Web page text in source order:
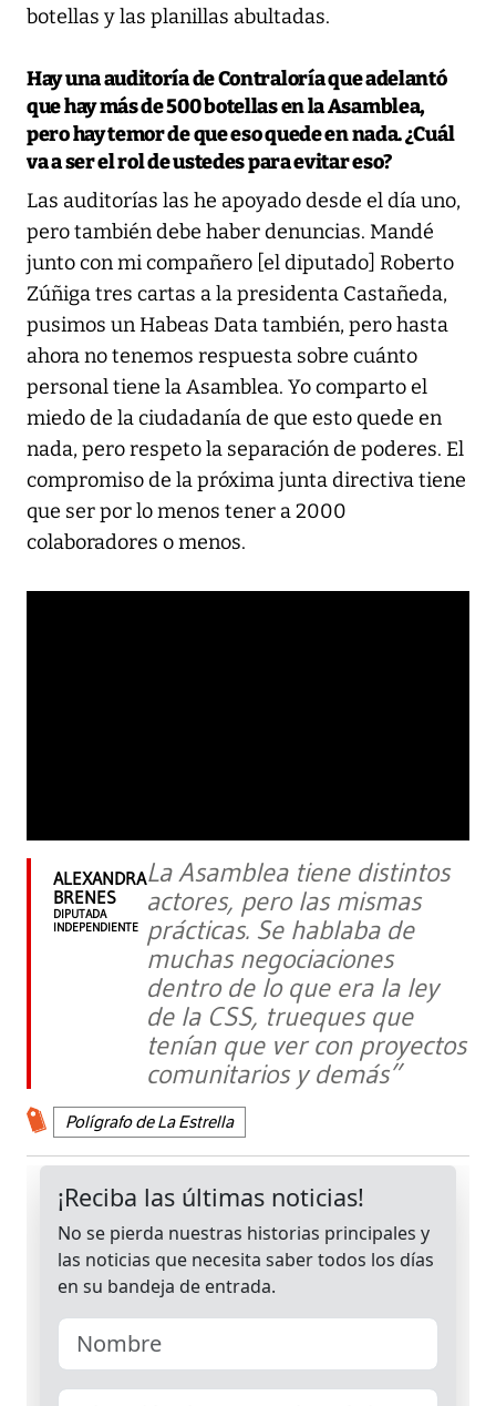
botellas y las planillas abultadas.
Hay una auditoría de Contraloría que adelantó
que hay más de 500 botellas en la Asamblea,
pero hay temor de que eso quede en nada. ¿Cuál
va a ser el rol de ustedes para evitar eso?
Las auditorías las he apoyado desde el día uno,
pero también debe haber denuncias. Mandé
junto con mi compañero [el diputado] Roberto
Zúñiga tres cartas a la presidenta Castañeda,
pusimos un Habeas Data también, pero hasta
ahora no tenemos respuesta sobre cuánto
personal tiene la Asamblea. Yo comparto el
miedo de la ciudadanía de que esto quede en
nada, pero respeto la separación de poderes. El
compromiso de la próxima junta directiva tiene
que ser por lo menos tener a 2000
colaboradores o menos.
ALEXANDRA
BRENES
DIPUTADA
INDEPENDIENTE
La Asamblea tiene distintos
actores, pero las mismas
prácticas. Se hablaba de
muchas negociaciones
dentro de lo que era la ley
de la CSS, trueques que
tenían que ver con proyectos
comunitarios y demás”
Polígrafo de La Estrella